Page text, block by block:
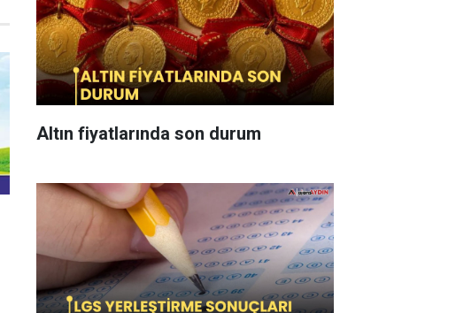
Altın fiyatlarında son durum